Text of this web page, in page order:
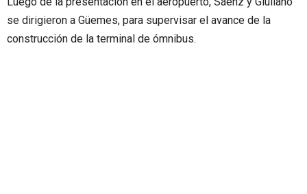
se dirigieron a Güemes, para supervisar el avance de la
construcción de la terminal de ómnibus.